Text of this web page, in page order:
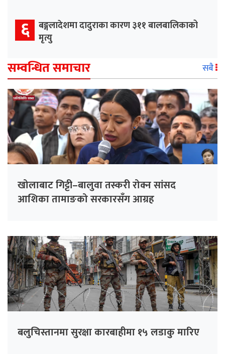
६ बङ्गलादेशमा दादुराका कारण ३११ बालबालिकाको
मृत्यु
सम्वन्धित समाचार सबै
खोलाबाट गिट्टी–बालुवा तस्करी रोक्न सांसद
आशिका तामाङको सरकारसँग आग्रह
बलुचिस्तानमा सुरक्षा कारबाहीमा १५ लडाकु मारिए